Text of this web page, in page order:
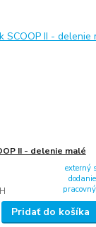
II - delenie malé
externý
Pridať do košíka